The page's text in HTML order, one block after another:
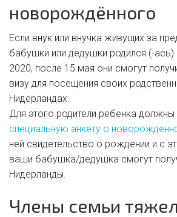
новорождённого
Если внук или внучка живущих за
бабушки или дедушки родился (-ась)
2020, после 15 мая они смогут
визу для посещения своих
Нидерландах.
Для этого родители ребенка должны
специальную анкету о
ней свидетельство о рождении и с
ваши бабушка/дедушка смогут
Нидерланды.
Члены семьи